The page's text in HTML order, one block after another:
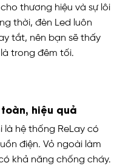
thương hiệu và sự lôi
thời, đèn Led luôn
tắt, nên bạn sẽ thấy
trong đêm tối.
hiệu quả
là hệ thống ReLay có
điện. Vỏ ngoài làm
khả năng chống cháy.